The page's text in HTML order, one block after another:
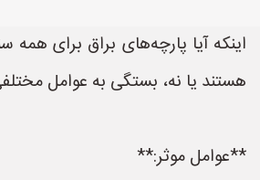
اینکه آیا پارچه‌های براق برای همه
هستند یا نه، بستگی به عوامل
**عوامل موثر:**